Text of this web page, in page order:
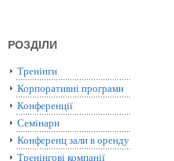
РОЗДІЛИ
Тренінги
Корпоративні програми
Конференції
Семінари
Конференц зали в оренду
Тренінгові компанії